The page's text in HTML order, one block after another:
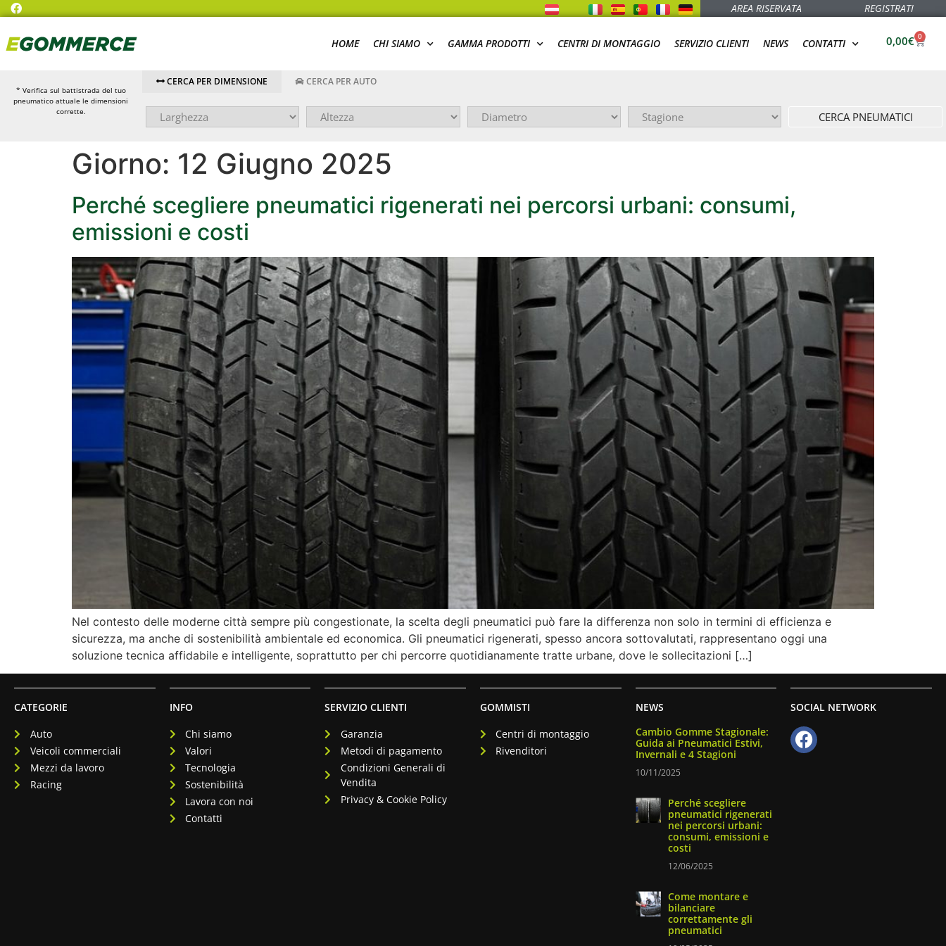
AREA RISERVATA REGISTRATI
HOME CHI SIAMO GAMMA PRODOTTI CENTRI DI MONTAGGIO SERVIZIO CLIENTI NEWS CONTATTI 0,00€ 0
* Verifica sul battistrada del tuo
pneumatico attuale le dimensioni
corrette.
CERCA PER DIMENSIONE CERCA PER AUTO
CERCA PNEUMATICI
Giorno: 12 Giugno 2025
Perché scegliere pneumatici rigenerati nei percorsi urbani: consumi,
emissioni e costi
Nel contesto delle moderne città sempre più congestionate, la scelta degli pneumatici può fare la differenza non solo in termini di efficienza e
sicurezza, ma anche di sostenibilità ambientale ed economica. Gli pneumatici rigenerati, spesso ancora sottovalutati, rappresentano oggi una
soluzione tecnica affidabile e intelligente, soprattutto per chi percorre quotidianamente tratte urbane, dove le sollecitazioni […]
CATEGORIE
Auto
Veicoli commerciali
Mezzi da lavoro
Racing
INFO
Chi siamo
Valori
Tecnologia
Sostenibilità
Lavora con noi
Contatti
SERVIZIO CLIENTI
Garanzia
Metodi di pagamento
Condizioni Generali di
Vendita
Privacy & Cookie Policy
GOMMISTI
Centri di montaggio
Rivenditori
NEWS
Cambio Gomme Stagionale:
Guida ai Pneumatici Estivi,
Invernali e 4 Stagioni
10/11/2025
Perché scegliere
pneumatici rigenerati
nei percorsi urbani:
consumi, emissioni e
costi
12/06/2025
Come montare e
bilanciare
correttamente gli
pneumatici
SOCIAL NETWORK